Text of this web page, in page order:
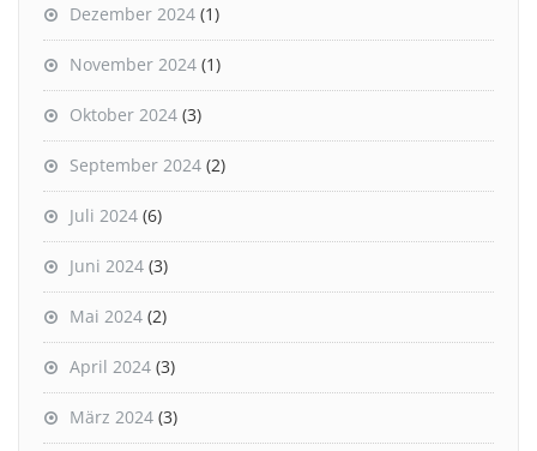
Dezember 2024 (1)
November 2024 (1)
Oktober 2024 (3)
September 2024 (2)
Juli 2024 (6)
Juni 2024 (3)
Mai 2024 (2)
April 2024 (3)
März 2024 (3)